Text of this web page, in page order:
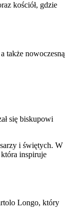
kościół, gdzie
także nowoczesną
się biskupowi
i świętych. W
inspiruje
Longo, który